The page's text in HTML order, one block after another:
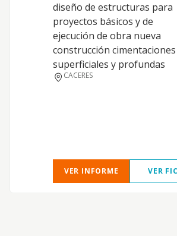
diseño de estructuras para
proyectos básicos y de
ejecución de obra nueva
construcción cimentaciones
superficiales y profundas
CACERES
VER INFORME VER